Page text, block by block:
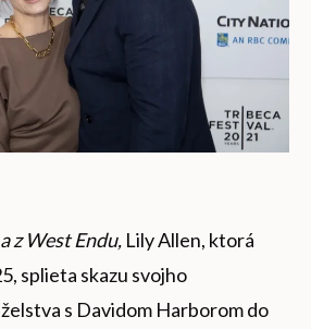
z West Endu, Lily Allen, ktorá
splieta skazu svojho
s Davidom Harborom do